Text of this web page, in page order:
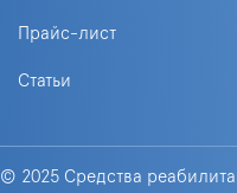
Прайс-лист
Статьи
© 2025 Средства